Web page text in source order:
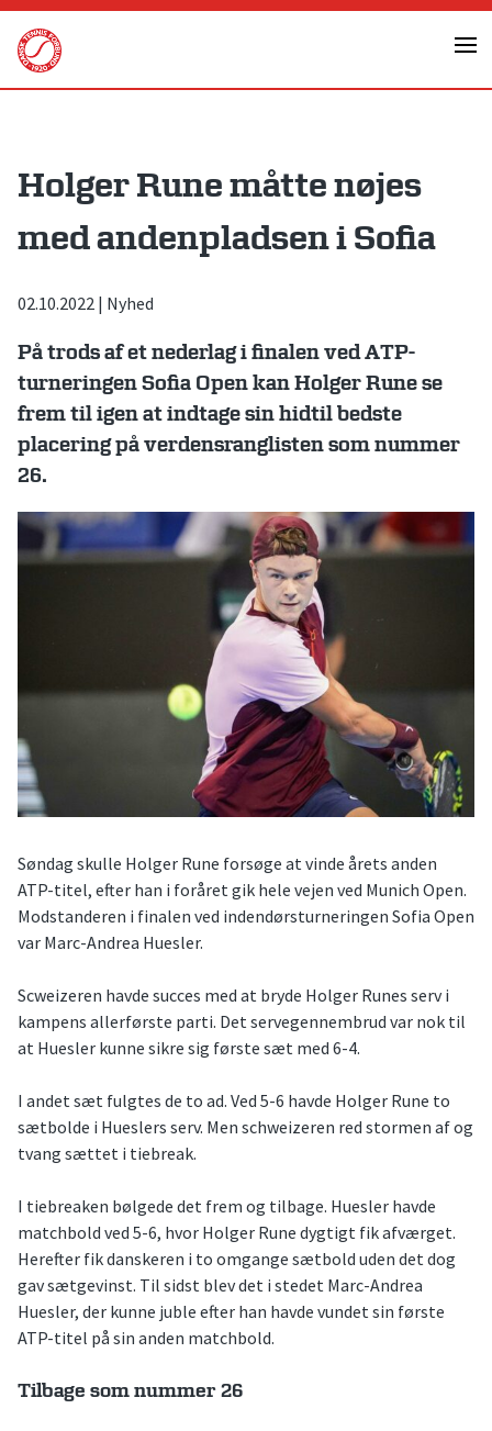
Skip
content
Holger Rune måtte nøjes
med andenpladsen i Sofia
02.10.2022 | Nyhed
På trods af et nederlag i finalen ved ATP-
turneringen Sofia Open kan Holger Rune se
frem til igen at indtage sin hidtil bedste
placering på verdensranglisten som nummer
26.
Søndag skulle Holger Rune forsøge at vinde årets anden
ATP-titel, efter han i foråret gik hele vejen ved Munich Open.
Modstanderen i finalen ved indendørsturneringen Sofia Open
var Marc-Andrea Huesler.
Scweizeren havde succes med at bryde Holger Runes serv i
kampens allerførste parti. Det servegennembrud var nok til
at Huesler kunne sikre sig første sæt med 6-4.
I andet sæt fulgtes de to ad. Ved 5-6 havde Holger Rune to
sætbolde i Hueslers serv. Men schweizeren red stormen af og
tvang sættet i tiebreak.
I tiebreaken bølgede det frem og tilbage. Huesler havde
matchbold ved 5-6, hvor Holger Rune dygtigt fik afværget.
Herefter fik danskeren i to omgange sætbold uden det dog
gav sætgevinst. Til sidst blev det i stedet Marc-Andrea
Huesler, der kunne juble efter han havde vundet sin første
ATP-titel på sin anden matchbold.
Tilbage som nummer 26